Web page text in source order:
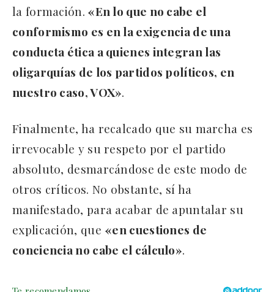
la formación. «En lo que no cabe el
conformismo es en la exigencia de una
conducta ética a quienes integran las
oligarquías de los partidos políticos, en
nuestro caso, VOX».
Finalmente, ha recalcado que su marcha es
irrevocable y su respeto por el partido
absoluto, desmarcándose de este modo de
otros críticos. No obstante, sí ha
manifestado, para acabar de apuntalar su
explicación, que «en cuestiones de
conciencia no cabe el cálculo».